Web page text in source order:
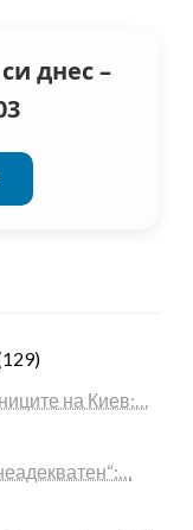
днес –
на Киев:…